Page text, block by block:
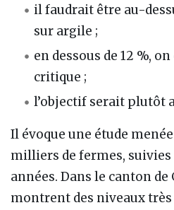
il faudrait être au-
sur argile ;
en dessous de 12 %,
critique ;
l’objectif serait plutôt
Il évoque une étude
milliers de fermes,
années. Dans le canton
montrent des niveaux